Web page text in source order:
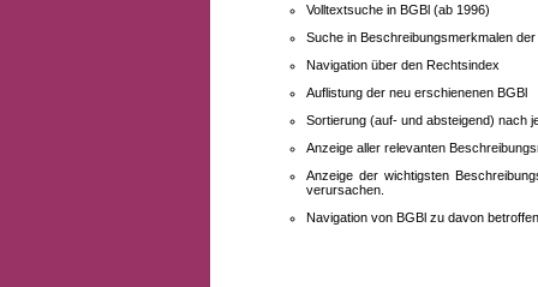
Volltextsuche in BGBl (ab 1996)
Suche in Beschreibungsmerkmalen
Navigation über den Rechtsindex
Auflistung der neu erschienenen BGBl
Sortierung (auf- und absteigend) nach
Anzeige aller relevanten
Anzeige der wichtigsten
verursachen.
Navigation von BGBl zu davon